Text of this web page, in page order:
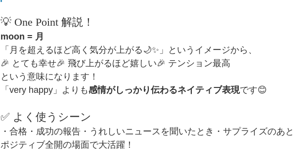
💡 One Point 解説！
moon = 月
「月を超えるほど高く気分が上がる🌙✨」というイメージから、
🎉 とても幸せ🎉 飛び上がるほど嬉しい🎉 テンション最高
という意味になります！
「very happy」よりも感情がしっかり伝わるネイティブ表現です😊
✅ よく使うシーン
・合格・成功の報告・うれしいニュースを聞いたとき・サプライズのあと
ポジティブ全開の場面で大活躍！